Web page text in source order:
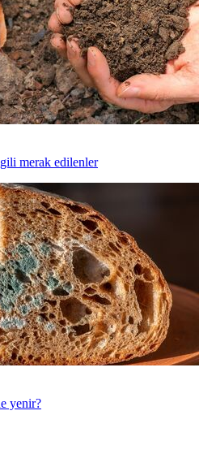
merak edilenler
yenir?